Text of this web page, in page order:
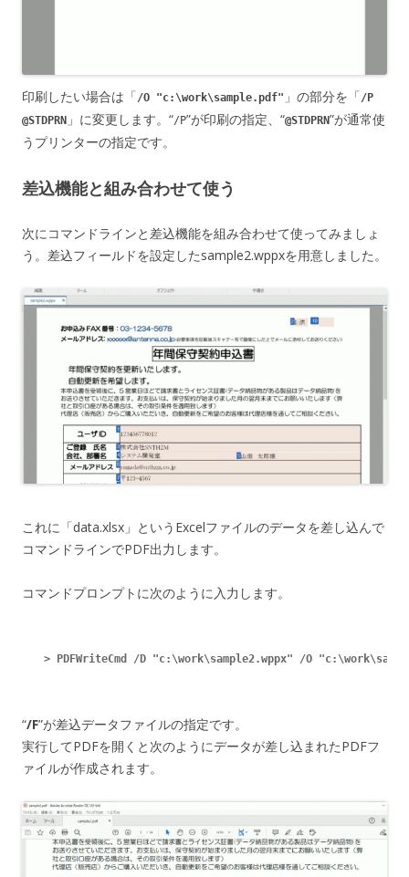
印刷したい場合は「/O "c:\work\sample.pdf" 」の部分を「/P
@STDPRN 」に変更します。“/P”が印刷の指定、“@STDPRN”が通常使
うプリンターの指定です。
差込機能と組み合わせて使う
次にコマンドラインと差込機能を組み合わせて使ってみましょ
う。差込フィールドを設定したsample2.wppxを用意しました。
これに「data.xlsx」というExcelファイルのデータを差し込んで
コマンドラインでPDF出力します。
コマンドプロンプトに次のように入力します。
> PDFWriteCmd /D "c:\work\sample2.wppx" /O
“/F”が差込データファイルの指定です。
実行してPDFを開くと次のようにデータが差し込まれたPDFフ
ァイルが作成されます。